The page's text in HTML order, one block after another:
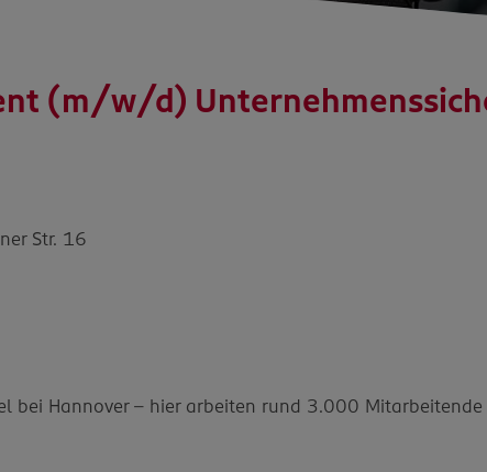
(m/w/d)
Str. 16
bei Hannover – hier arbeiten rund 3.000